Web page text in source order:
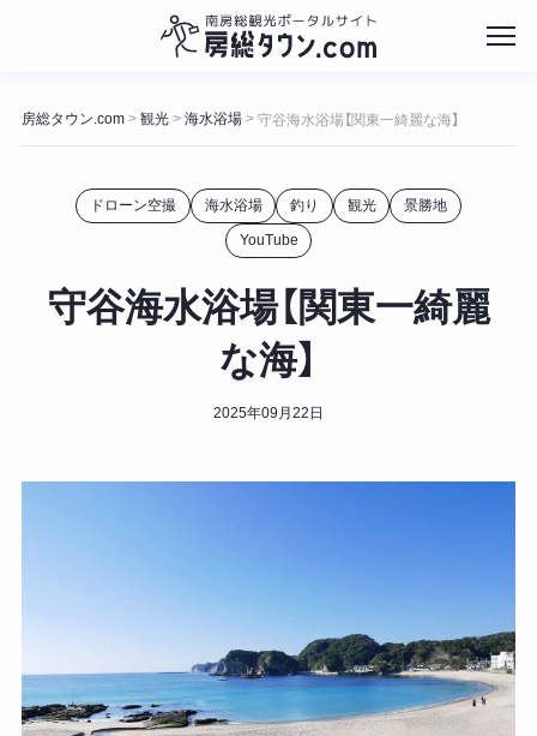
ン
テ
房総タウン.com> 観光> 海水浴場> 守谷海水浴場【関東一綺麗な海】
ドローン空撮 海水浴場 釣り 観光 景勝地
YouTube
守谷海水浴場【関東一綺麗
な海】
2025年09月22日